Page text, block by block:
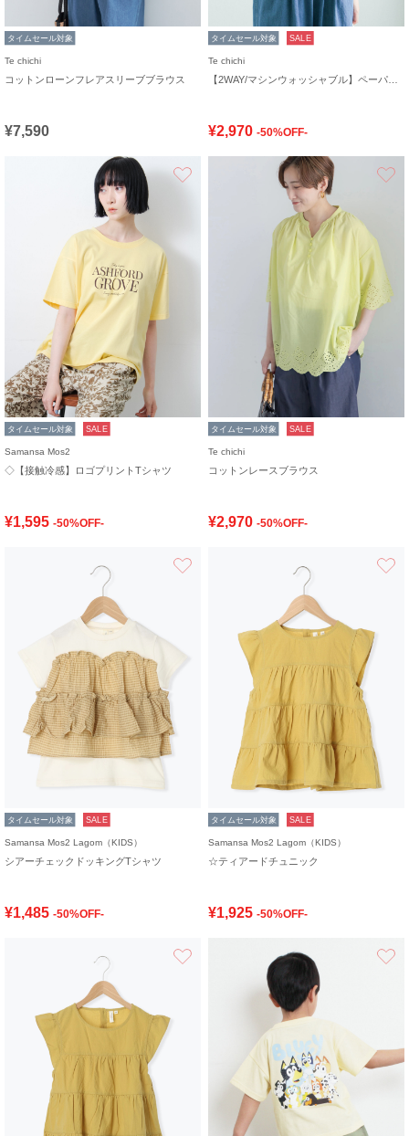
タイムセール対象
Te chichi
コットンローンフレアスリーブブラウス
¥7,590
タイムセール対象 SALE
Te chichi
¥2,970 -50%OFF-
タイムセール対象 SALE
Samansa Mos2
◇【接触冷感】ロゴプリントTシャツ
¥1,595 -50%OFF-
タイムセール対象 SALE
Te chichi
コットンレースブラウス
¥2,970 -50%OFF-
タイムセール対象 SALE
Samansa Mos2 Lagom（KIDS）
シアーチェックドッキングTシャツ
¥1,485 -50%OFF-
タイムセール対象 SALE
Samansa Mos2 Lagom（KIDS）
☆ティアードチュニック
¥1,925 -50%OFF-